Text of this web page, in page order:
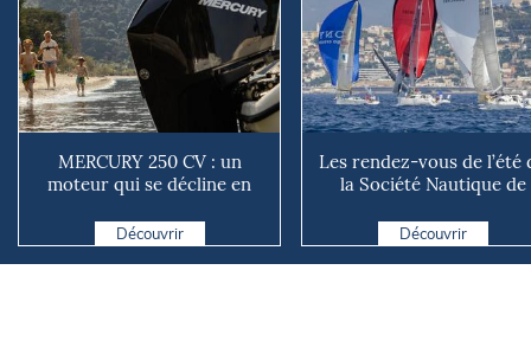
MERCURY 250 CV : un
moteur qui se décline en
Découvrir
Les rendez-vous de l’été
la Société Nautique de
Découvrir